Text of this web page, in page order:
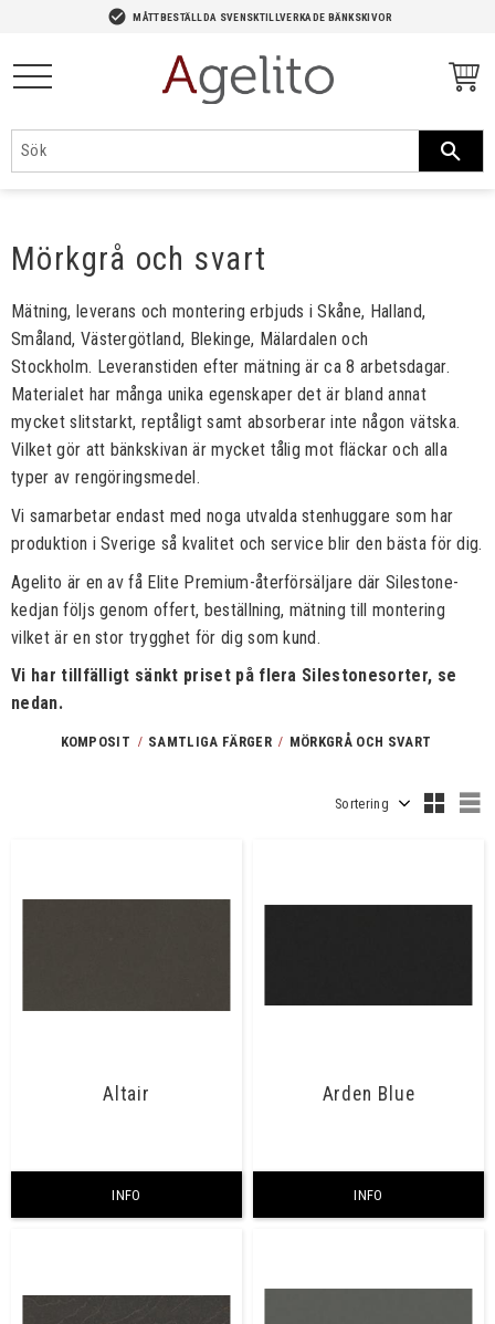
check_circle MÅTTBESTÄLLDA SVENSKTILLVERKADE BÄNKSKIVOR
Mörkgrå och svart
KOMPOSIT SAMTLIGA FÄRGER MÖRKGRÅ OCH SVART
Mätning, leverans och montering erbjuds i Skåne, Halland,
Småland, Västergötland, Blekinge, Mälardalen och
Stockholm. Leveranstiden efter mätning är ca 8 arbetsdagar.
Materialet har många unika egenskaper det är bland annat
mycket slitstarkt, reptåligt samt absorberar inte någon vätska.
Vilket gör att bänkskivan är mycket tålig mot fläckar och alla
typer av rengöringsmedel.
Vi samarbetar endast med noga utvalda stenhuggare som har
produktion i Sverige så kvalitet och service blir den bästa för dig.
Agelito är en av få Elite Premium-återförsäljare där Silestone-
kedjan följs genom offert, beställning, mätning till montering
vilket är en stor trygghet för dig som kund.
Vi har tillfälligt sänkt priset på flera Silestonesorter, se
nedan.
Altair
INFO
Arden Blue
INFO